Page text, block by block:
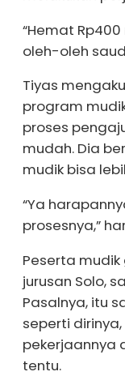
“Hemat
oleh-oleh
Tiyas
program
proses
mudah. Dia
mudik bisa
“Ya
prosesnya,”
Peserta mudik
jurusan Solo,
Pasalnya, itu
seperti
pekerjaannya
tentu.